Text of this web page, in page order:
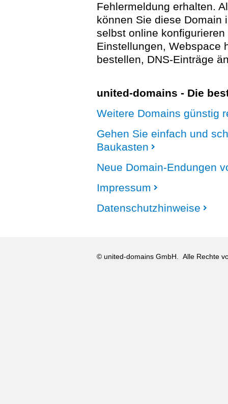
Fehlermeldung erhalten.
können Sie diese Domain
selbst online
Einstellungen, Webspace
bestellen, DNS-Einträge
united-domains - Die
Weitere Domains günstig
Gehen Sie einfach und
Baukasten
Neue Domain-Endungen
Impressum
Datenschutzhinweise
© united-domains GmbH. Alle Rechte